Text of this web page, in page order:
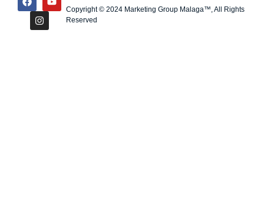
Copyright © 2024 Marketing Group Malaga™, All Rights
Reserved